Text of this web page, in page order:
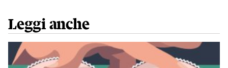
Leggi anche